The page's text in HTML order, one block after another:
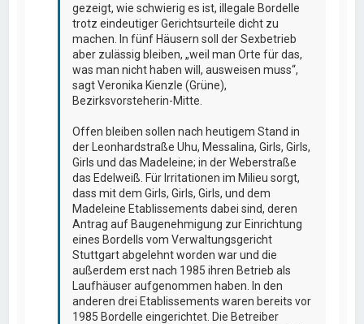
gezeigt, wie schwierig es ist, illegale Bordelle
trotz eindeutiger Gerichtsurteile dicht zu
machen. In fünf Häusern soll der Sexbetrieb
aber zulässig bleiben, „weil man Orte für das,
was man nicht haben will, ausweisen muss“,
sagt Veronika Kienzle (Grüne),
Bezirksvorsteherin-Mitte.
Offen bleiben sollen nach heutigem Stand in
der Leonhardstraße Uhu, Messalina, Girls, Girls,
Girls und das Madeleine; in der Weberstraße
das Edelweiß. Für Irritationen im Milieu sorgt,
dass mit dem Girls, Girls, Girls, und dem
Madeleine Etablissements dabei sind, deren
Antrag auf Baugenehmigung zur Einrichtung
eines Bordells vom Verwaltungsgericht
Stuttgart abgelehnt worden war und die
außerdem erst nach 1985 ihren Betrieb als
Laufhäuser aufgenommen haben. In den
anderen drei Etablissements waren bereits vor
1985 Bordelle eingerichtet. Die Betreiber